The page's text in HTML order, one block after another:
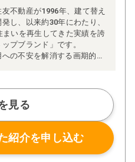
不動産が1996年、建て替え
し、以来約30年にわたり、
いを再生してきた実績を誇
プブランド」です。
の不安を解消する画期的な
ジニアによる「一貫担当
ます。
した施工管理者が現場を統
実績に裏付けられた充実の
り高い施工品質を実現。
ムならではの充実の保証、
も安心です。
見る
紹介を申し込む